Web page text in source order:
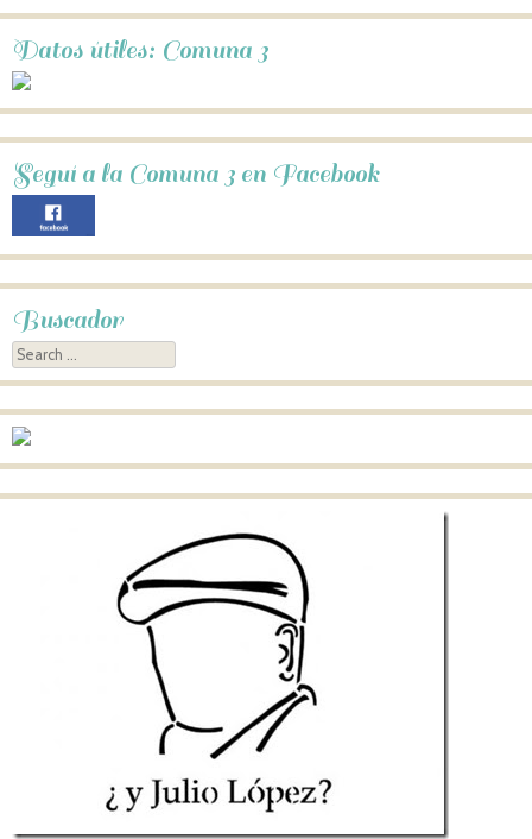
Datos útiles: Comuna 3
Seguí a la Comuna 3 en Facebook
Buscador
Search